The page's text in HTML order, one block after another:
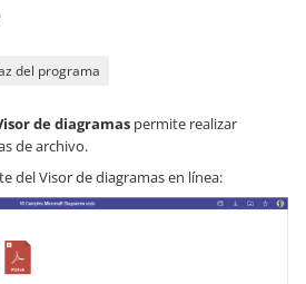
del programa
de diagramas permite realizar
de archivo.
del Visor de diagramas en línea: